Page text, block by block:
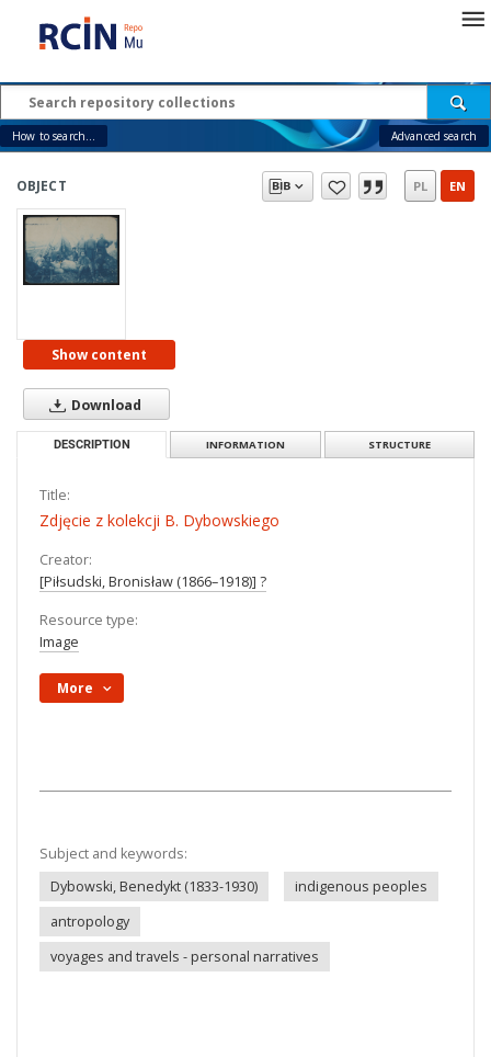
How to search... Advanced search
OBJECT PL EN
Show content
Download
DESCRIPTION INFORMATION STRUCTURE
Title:
Zdjęcie z kolekcji B. Dybowskiego
Creator:
[Piłsudski, Bronisław (1866–1918)] ?
Resource type:
Image
More
Subject and keywords:
Dybowski, Benedykt (1833-1930)
indigenous peoples
antropology
voyages and travels - personal narratives